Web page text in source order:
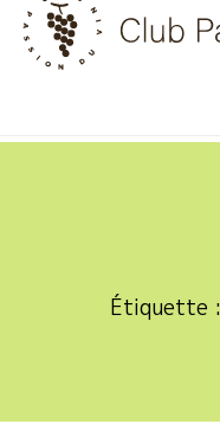
Skip
content
Étiquette :